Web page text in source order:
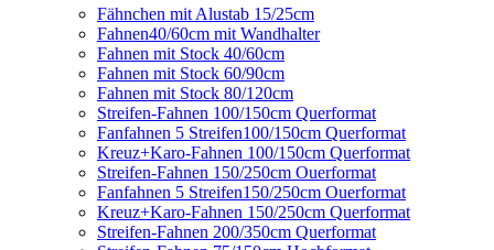
Fähnchen mit Alustab 15/25cm
Fahnen40/60cm mit Wandhalter
Fahnen mit Stock 40/60cm
Fahnen mit Stock 60/90cm
Fahnen mit Stock 80/120cm
Streifen-Fahnen 100/150cm Querformat
Fanfahnen 5 Streifen100/150cm Querformat
Kreuz+Karo-Fahnen 100/150cm Querformat
Streifen-Fahnen 150/250cm Ouerformat
Fanfahnen 5 Streifen150/250cm Ouerformat
Kreuz+Karo-Fahnen 150/250cm Querformat
Streifen-Fahnen 200/350cm Querformat